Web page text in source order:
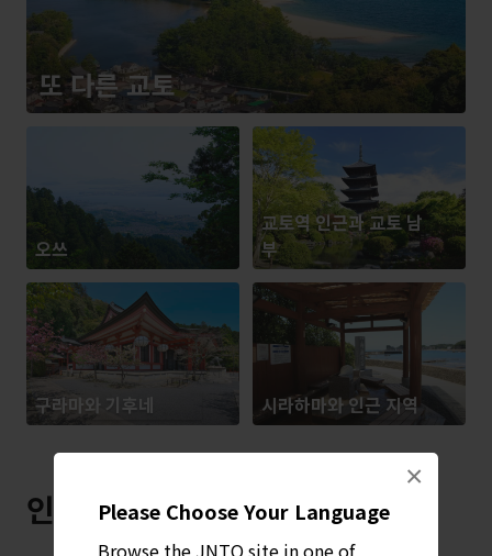
Please Choose Your Language
Browse the JNTO site in one of
×
또 다른 교토
오쓰
교토역 인근과 교토 남
부
구라마와 기후네 시라하마와 인근 지역
인기 행사